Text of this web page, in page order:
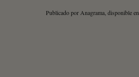
Publicado por Anagrama, disponible en